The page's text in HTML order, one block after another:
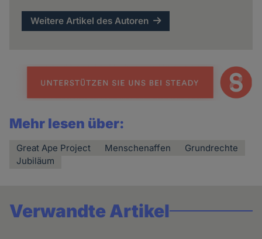
Weitere Artikel des Autoren
Mehr lesen über:
Great Ape Project Menschenaffen
Grundrechte
Jubiläum
Verwandte Artikel